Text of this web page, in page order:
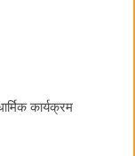
कार्यक्रम